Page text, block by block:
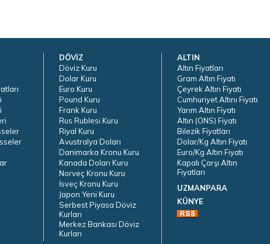
DÖVİZ
Döviz Kuru
Dolar Kuru
Euro Kuru
Pound Kuru
Frank Kuru
Rus Rublesi Kuru
Riyal Kuru
Avustralya Doları
Danimarka Kronu Kuru
Kanada Doları Kuru
Norveç Kronu Kuru
İsveç Kronu Kuru
Japon Yeni Kuru
Serbest Piyasa Döviz
Kurları
Merkez Bankası Döviz
Kurları
ALTIN
Altın Fiyatları
Gram Altın Fiyatı
Çeyrek Altın Fiyatı
Cumhuriyet Altını Fiyatı
Yarım Altın Fiyatı
Altın (ONS) Fiyatı
Bilezik Fiyatları
Dolar/Kg Altın Fiyatı
Euro/Kg Altın Fiyatı
Kapalı Çarşı Altın
Fiyatları
UZMANPARA
KÜNYE